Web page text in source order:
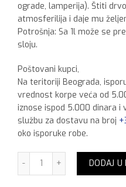
ograde, lamperija). Štiti
atmosferilija i daje mu
Potrošnja: Sa 1l može se
sloju.
Poštovani kupci,
Na teritoriji Beograda,
vrednost korpe veća od
iznose ispod 5.000 dinara i
službu za dostavu na broj
oko isporuke robe.
Zvezda Tankoslojna
DODAJ U